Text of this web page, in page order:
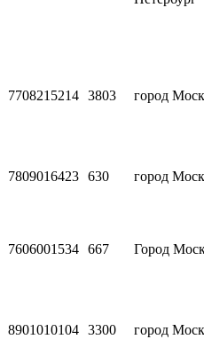
7708215214 3803 город
7809016423 630 город
7606001534 667 Город
8901010104 3300 город